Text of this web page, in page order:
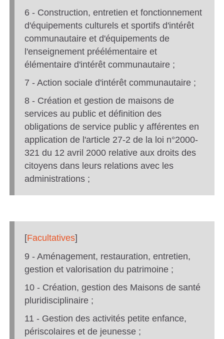
6 - Construction, entretien et fonctionnement
d'équipements culturels et sportifs d'intérêt
communautaire et d'équipements de
l'enseignement préélémentaire et
élémentaire d'intérêt communautaire ;
7 - Action sociale d'intérêt communautaire ;
8 - Création et gestion de maisons de
services au public et définition des
obligations de service public y afférentes en
application de l'article 27-2 de la loi n°2000-
321 du 12 avril 2000 relative aux droits des
citoyens dans leurs relations avec les
administrations ;
[Facultatives]
9 - Aménagement, restauration, entretien,
gestion et valorisation du patrimoine ;
10 - Création, gestion des Maisons de santé
pluridisciplinaire ;
11 - Gestion des activités petite enfance,
périscolaires et de jeunesse ;